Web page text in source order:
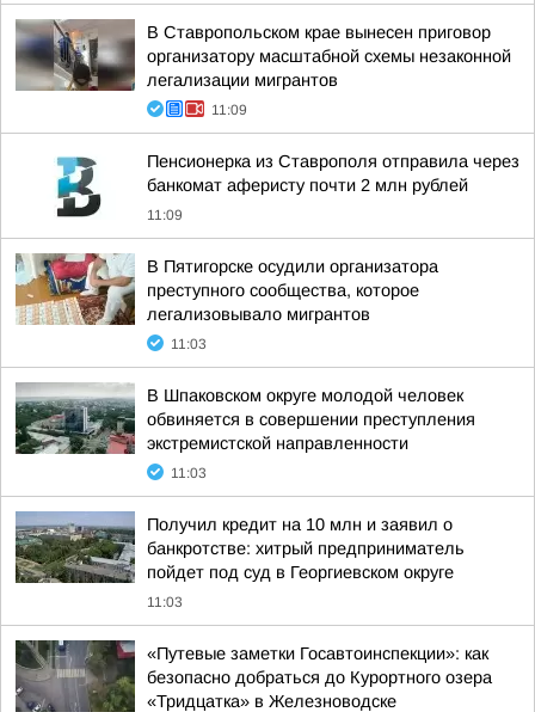
В Ставропольском крае вынесен приговор
организатору масштабной схемы незаконной
легализации мигрантов
11:09
Пенсионерка из Ставрополя отправила через
банкомат аферисту почти 2 млн рублей
11:09
В Пятигорске осудили организатора
преступного сообщества, которое
легализовывало мигрантов
11:03
В Шпаковском округе молодой человек
обвиняется в совершении преступления
экстремистской направленности
11:03
Получил кредит на 10 млн и заявил о
банкротстве: хитрый предприниматель
пойдет под суд в Георгиевском округе
11:03
«Путевые заметки Госавтоинспекции»: как
безопасно добраться до Курортного озера
«Тридцатка» в Железноводске